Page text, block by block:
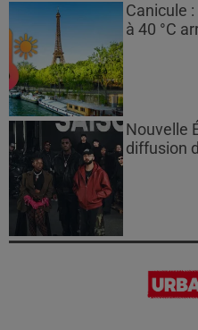
Canicule
à 40 °C
Nouvelle
diffusion